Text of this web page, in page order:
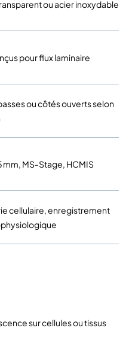
ou acier inoxydable
pour flux laminaire
ou côtés ouverts selon
mm, MS‑Stage, HCMIS
cellulaire, enregistrement
sur cellules ou tissus